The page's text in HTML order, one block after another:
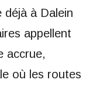
déjà à Dalein
appellent
accrue,
où les routes